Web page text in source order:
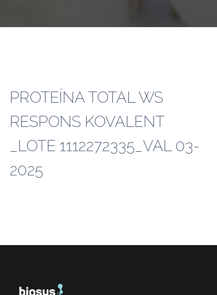
PROTEÍNA TOTAL WS
RESPONS KOVALENT
_LOTE 1112272335_VAL 03-
2025